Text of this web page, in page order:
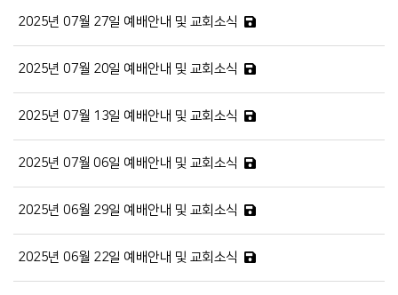
2025년 07월 27일 예배안내 및 교회소식
2025년 07월 20일 예배안내 및 교회소식
2025년 07월 13일 예배안내 및 교회소식
2025년 07월 06일 예배안내 및 교회소식
2025년 06월 29일 예배안내 및 교회소식
2025년 06월 22일 예배안내 및 교회소식